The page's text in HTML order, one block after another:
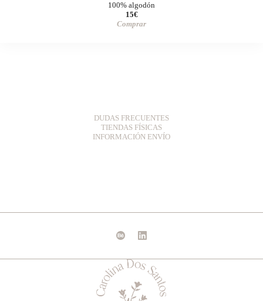
100% algodón
15€
Comprar
DUDAS FRECUENTES
TIENDAS FÍSICAS
INFORMACIÓN ENVÍO